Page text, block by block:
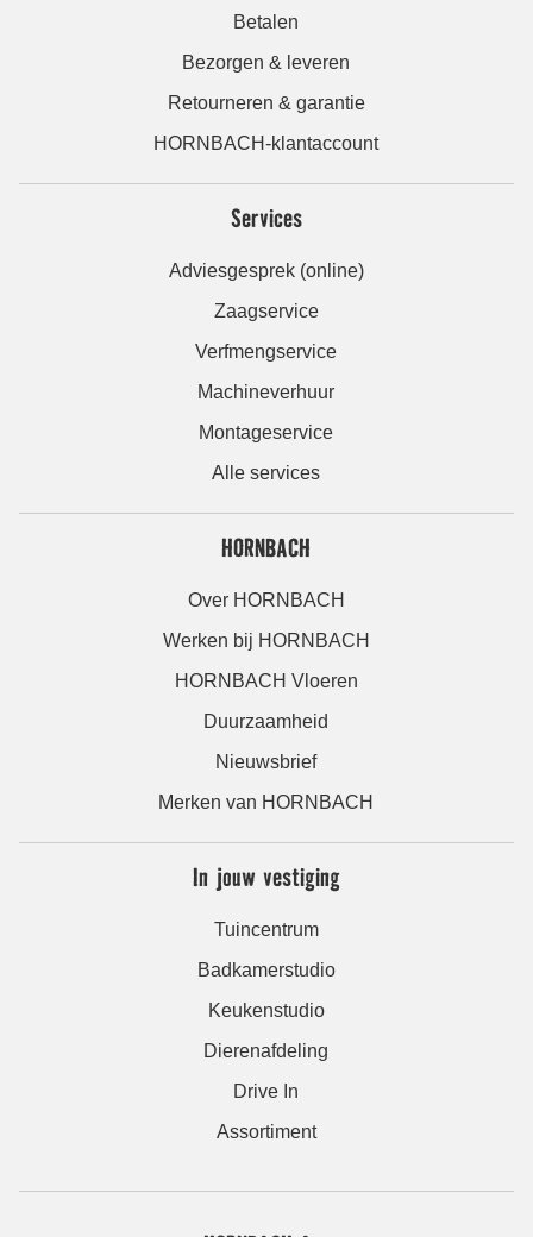
Betalen
Bezorgen & leveren
Retourneren & garantie
HORNBACH-klantaccount
Services
Adviesgesprek (online)
Zaagservice
Verfmengservice
Machineverhuur
Montageservice
Alle services
HORNBACH
Over HORNBACH
Werken bij HORNBACH
HORNBACH Vloeren
Duurzaamheid
Nieuwsbrief
Merken van HORNBACH
In jouw vestiging
Tuincentrum
Badkamerstudio
Keukenstudio
Dierenafdeling
Drive In
Assortiment